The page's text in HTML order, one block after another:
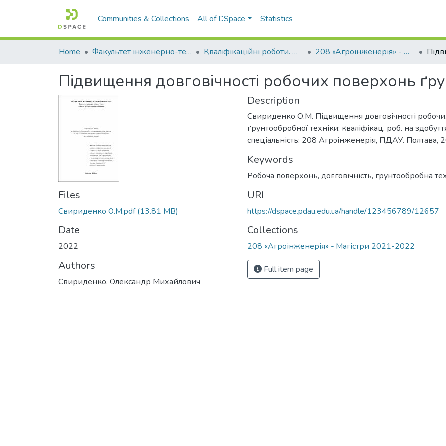
Communities & Collections All of DSpace Statistics
Home Факультет інженерно-технологічний Кваліфікаційні роботи. Факультет інженерно-технологічний 208 «Агроінженерія» - Магістри 2021-2022
Підвищення довговічності робочих поверхонь
Files
Свириденко О.М.pdf(13.81 MB)
Date
2022
Authors
Свириденко, Олександр Михайлович
Description
Свириденко О.М. Підвищення довговічності
ґрунтообробної техніки: кваліфікац. роб. на
спеціальність: 208 Агроінженерія, ПДАУ. Полтава,
Keywords
Робоча поверхонь, довговічність, грунтообробна
URI
https://dspace.pdau.edu.ua/handle/123456789/12657
Collections
208 «Агроінженерія» - Магістри 2021-2022
Full item page